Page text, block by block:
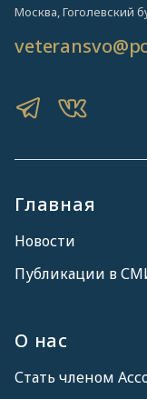
Главная
Новости
Публикации в
О нас
Стать членом
Москва, Гоголевский